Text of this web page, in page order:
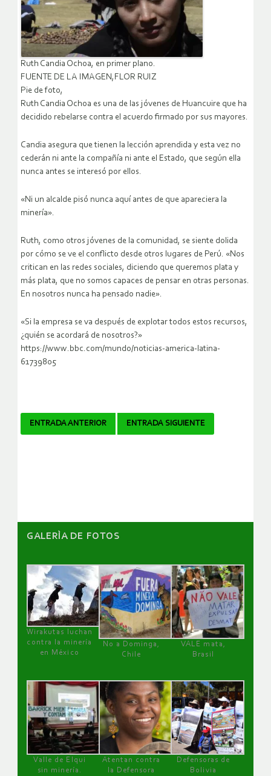
Ruth Candia Ochoa, en primer plano.
FUENTE DE LA IMAGEN,FLOR RUIZ
Pie de foto,
Ruth Candia Ochoa es una de las jóvenes de Huancuire que ha
decidido rebelarse contra el acuerdo firmado por sus mayores.
Candia asegura que tienen la lección aprendida y esta vez no
cederán ni ante la compañía ni ante el Estado, que según ella
nunca antes se interesó por ellos.
«Ni un alcalde pisó nunca aquí antes de que apareciera la
minería».
Ruth, como otros jóvenes de la comunidad, se siente dolida
por cómo se ve el conflicto desde otros lugares de Perú. «Nos
critican en las redes sociales, diciendo que queremos plata y
más plata, que no somos capaces de pensar en otras personas.
En nosotros nunca ha pensado nadie».
«Si la empresa se va después de explotar todos estos recursos,
¿quién se acordará de nosotros?»
https://www.bbc.com/mundo/noticias-america-latina-
61739805
Navegador
ENTRADA ANTERIOR ENTRADA SIGUIENTE
GALERÌA DE FOTOS
Wirakutas luchan
contra la minería
en México
No a Dominga,
Chile
VALE mata,
Brasil
Valle de Elqui
sin minería.
Atentan contra
la Defensora
Defensoras de
Bolivia